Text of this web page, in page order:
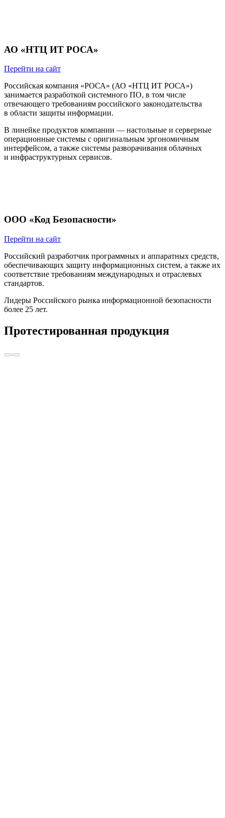
АО «НТЦ ИТ РОСА»
Перейти на сайт
Российская компания «РОСА» (АО «НТЦ ИТ РОСА»)
занимается разработкой системного ПО, в том числе
отвечающего требованиям российского законодательства
в области защиты информации.
В линейке продуктов компании — настольные и серверные
операционные системы с оригинальным эргономичным
интерфейсом, а также системы разворачивания облачных
и инфраструктурных сервисов.
ООО «Код Безопасности»
Перейти на сайт
Российский разработчик программных и аппаратных средств,
обеспечивающих защиту информационных систем, а также их
соответствие требованиям международных и отраслевых
стандартов.
Лидеры Российского рынка информационной безопасности
более 25 лет.
Протестированная продукция